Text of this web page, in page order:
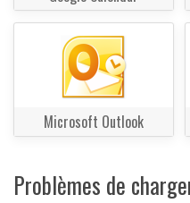
Microsoft Outlook
Problèmes de